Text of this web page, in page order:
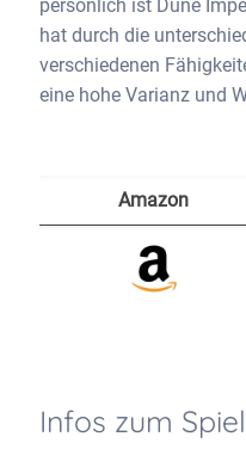
persönlich ist Dune
hat durch die
verschiedenen
eine hohe Varianz und
Amazon
Infos zum Spiel